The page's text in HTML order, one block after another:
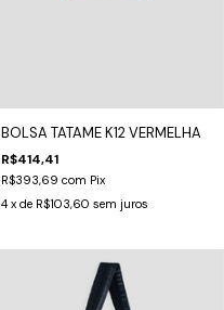
BOLSA TATAME K12 VERMELHA
R$414,41
R$393,69 com Pix
4 x de R$103,60 sem juros